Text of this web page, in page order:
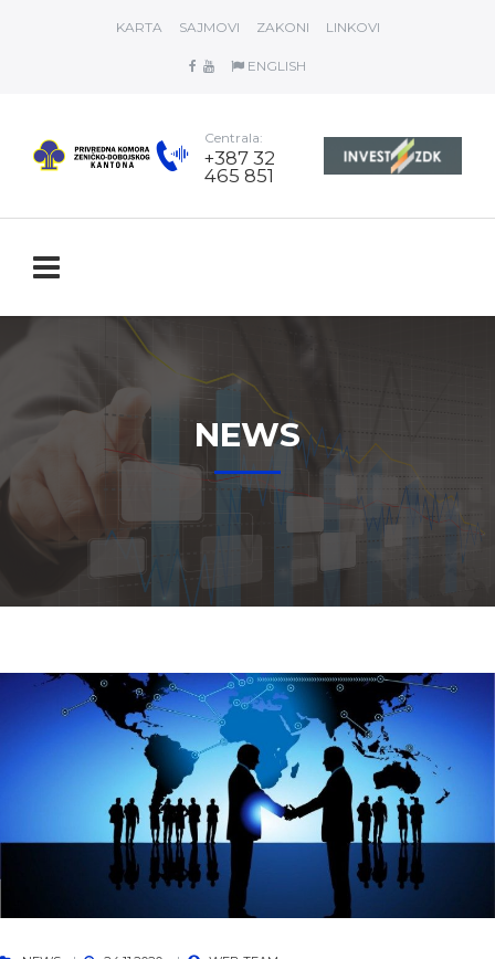
KARTA SAJMOVI ZAKONI LINKOVI
ENGLISH
Centrala:
+387 32
465 851
NEWS